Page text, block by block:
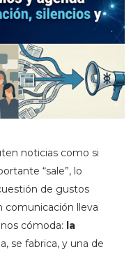
noticias como si
“sale”, lo
de gustos
comunicación lleva
cómoda: la
se fabrica, y una de